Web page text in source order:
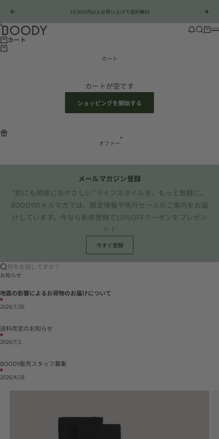
前へ
10,000円以上お買い上げで送料無料
次
Boody Japan
店舗情
検索カー
カート
カート
カートが空です
ショッピングを開始する
オファー
メールマガジン登録
“肌にも地球にもやさしい”ライフスタイルを、もっと気軽に。
BOODYのメルマガでは、限定情報や先行セールのご案内をお届
けしています。今なら新規登録で10％OFFクーポンをプレゼン
ト！
今すぐ登録
何をお探しですか？
お知らせ
地震の影響によるお荷物のお届けについて
2026/7/30
送料改定のお知らせ
2026/7/1
BOODY販売スタッフ募集
2026/4/28